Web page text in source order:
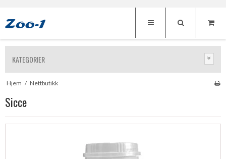
KATEGORIER
Hjem / Nettbutikk
Sicce